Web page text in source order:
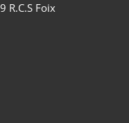
R.C.S Foix